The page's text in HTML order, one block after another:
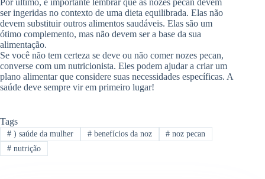
Por último, é importante lembrar que as nozes pecan devem
ser ingeridas no contexto de uma dieta equilibrada. Elas não
devem substituir outros alimentos saudáveis. Elas são um
ótimo complemento, mas não devem ser a base da sua
alimentação.
Se você não tem certeza se deve ou não comer nozes pecan,
converse com um nutricionista. Eles podem ajudar a criar um
plano alimentar que considere suas necessidades específicas. A
saúde deve sempre vir em primeiro lugar!
Tags
#) saúde da mulher #benefícios da noz # noz pecan
#nutrição